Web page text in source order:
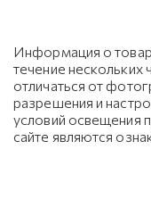
Информация о
течение
отличаться от
разрешения и
условий освещения
сайте являются